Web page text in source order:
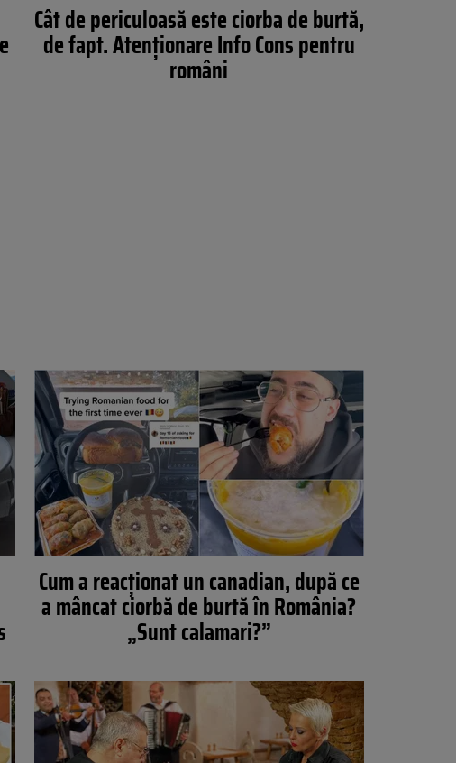
Cât de periculoasă este ciorba de burtă,
de fapt. Atenționare Info Cons pentru
români
Cum a reacţionat un canadian, după ce
a mâncat ciorbă de burtă în România?
„Sunt calamari?”